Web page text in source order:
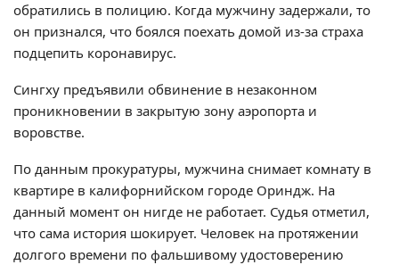
обратились в полицию. Когда мужчину задержали, то
он признался, что боялся поехать домой из-за страха
подцепить коронавирус.
Сингху предъявили обвинение в незаконном
проникновении в закрытую зону аэропорта и
воровстве.
По данным прокуратуры, мужчина снимает комнату в
квартире в калифорнийском городе Ориндж. На
данный момент он нигде не работает. Судья отметил,
что сама история шокирует. Человек на протяжении
долгого времени по фальшивому удостоверению